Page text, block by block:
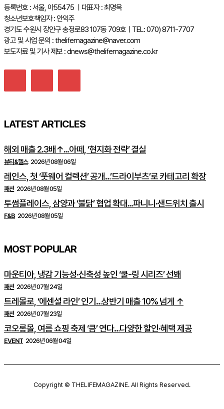
등록번호 : 서울, 아55475 ㅣ대표자 : 최명옥
청소년보호책임자 : 안익주
경기도 수원시 장안구 송정로83 107동 709호ㅣTEL: 070) 8711-7707
광고 및 사업 문의 : thelifemagazine@naver.com
보도자료 및 기사 제보 : dnews@thelifemagazine.co.kr
LATEST ARTICLES
해외 매출 2.3배↑…아떼, ‘현지화 전략’ 결실
뷰티&헬스 2026년 08월 06일
레인스, 첫 ‘풋웨어 컬렉션’ 공개…’드라이부츠’로 카테고리 확장
패션 2026년 08월 05일
투썸플레이스, 삼양과 ‘불닭’ 협업 확대…파니니·샌드위치 출시
F&B 2026년 08월 05일
MOST POPULAR
마운티아, 냉감 기능성·신축성 높인 ‘쿨-링 시리즈’ 선봬
패션 2026년 07월 24일
트레몰로, ‘에센셜 라인’ 인기…상반기 매출 10% 넘게 ↑
패션 2026년 07월 23일
코오롱몰, 여름 쇼핑 축제 ‘큼’ 연다…다양한 할인·혜택 제공
EVENT 2026년 06월 04일
Copyright © THELIFEMAGAZINE. All Rights Reserved.